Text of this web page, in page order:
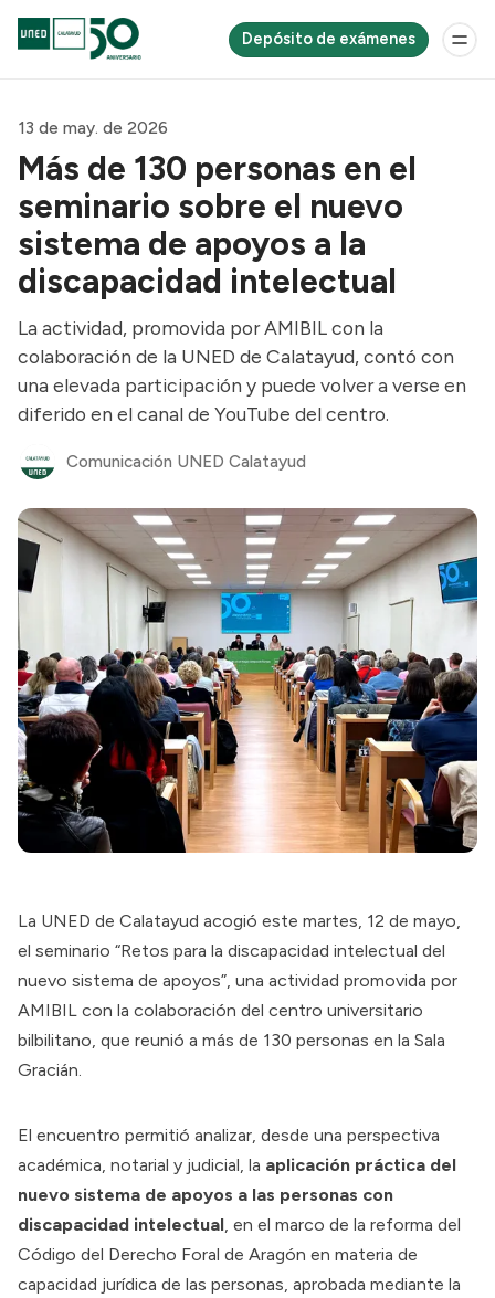
Depósito de exámenes
13 de may. de 2026
Más de 130 personas en el
seminario sobre el nuevo
sistema de apoyos a la
discapacidad intelectual
La actividad, promovida por AMIBIL con la
colaboración de la UNED de Calatayud, contó con
una elevada participación y puede volver a verse en
diferido en el canal de YouTube del centro.
Comunicación UNED Calatayud
La UNED de Calatayud acogió este martes, 12 de mayo,
el seminario “Retos para la discapacidad intelectual del
nuevo sistema de apoyos”, una actividad promovida por
AMIBIL con la colaboración del centro universitario
bilbilitano, que reunió a más de 130 personas en la Sala
Gracián.
El encuentro permitió analizar, desde una perspectiva
académica, notarial y judicial, la aplicación práctica del
nuevo sistema de apoyos a las personas con
discapacidad intelectual, en el marco de la reforma del
Código del Derecho Foral de Aragón en materia de
capacidad jurídica de las personas, aprobada mediante la